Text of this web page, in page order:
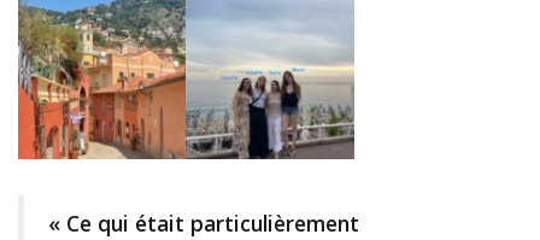
« Ce qui était particulièrement